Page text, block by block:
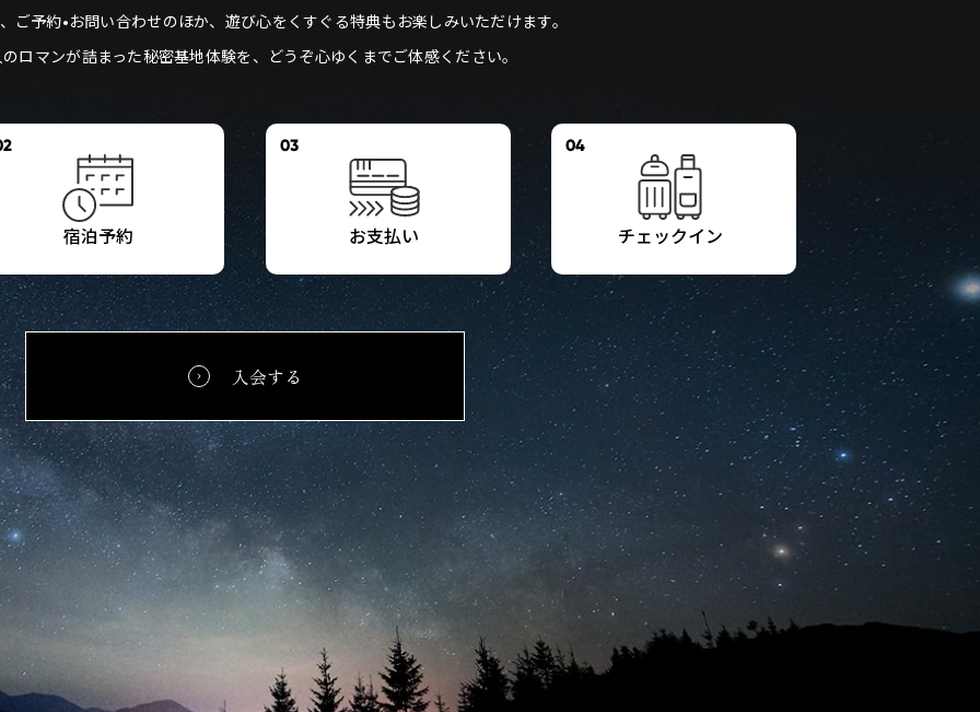
ご予約•お問い合わせのほか、遊び心をくすぐる特典もお楽しみいただけます。
ロマンが詰まった秘密基地体験を、どうぞ心ゆくまでご体感ください。
宿泊予約
03
お支払い
04
チェックイン
入会する